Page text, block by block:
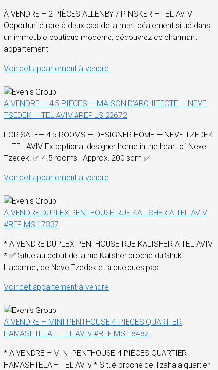
À VENDRE – 2 PIÈCES ALLENBY / PINSKER – TEL AVIV
Opportunité rare à deux pas de la mer Idéalement situé dans
un immeuble boutique moderne, découvrez ce charmant
appartement
Voir cet appartement à vendre
À VENDRE — 4,5 PIÈCES — MAISON D’ARCHITECTE — NEVE
TSEDEK — TEL AVIV #REF LS 22672
FOR SALE— 4.5 ROOMS — DESIGNER HOME — NEVE TZEDEK
— TEL AVIV Exceptional designer home in the heart of Neve
Tzedek. ✅ 4.5 rooms | Approx. 200 sqm ✅
Voir cet appartement à vendre
A VENDRE DUPLEX PENTHOUSE RUE KALISHER A TEL AVIV
#REF MS 17337
* A VENDRE DUPLEX PENTHOUSE RUE KALISHER A TEL AVIV
* ✅ Situé au début de la rue Kalisher proche du Shuk
Hacarmel, de Neve Tzedek et a quelques pas
Voir cet appartement à vendre
A VENDRE – MINI PENTHOUSE 4 PIÈCES QUARTIER
HAMASHTELA – TEL AVIV #REF MS 18482
* A VENDRE – MINI PENTHOUSE 4 PIÈCES QUARTIER
HAMASHTELA – TEL AVIV * Situé proche de Tzahala quartier